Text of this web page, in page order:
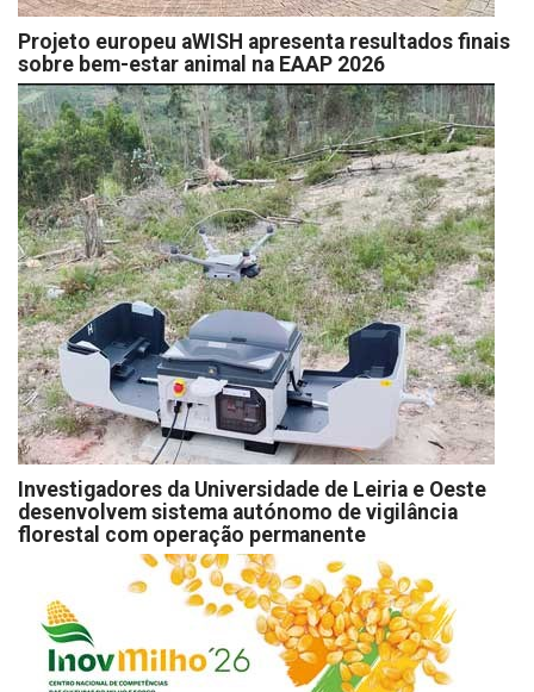
Projeto europeu aWISH apresenta resultados finais
sobre bem-estar animal na EAAP 2026
Investigadores da Universidade de Leiria e Oeste
desenvolvem sistema autónomo de vigilância
florestal com operação permanente